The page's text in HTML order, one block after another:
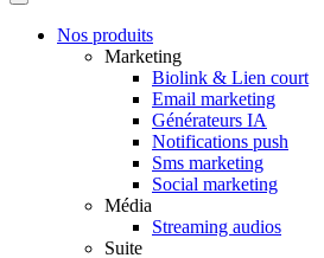
Nos produits
Marketing
Biolink & Lien court
Email marketing
Générateurs IA
Notifications push
Sms marketing
Social marketing
Média
Streaming audios
Suite